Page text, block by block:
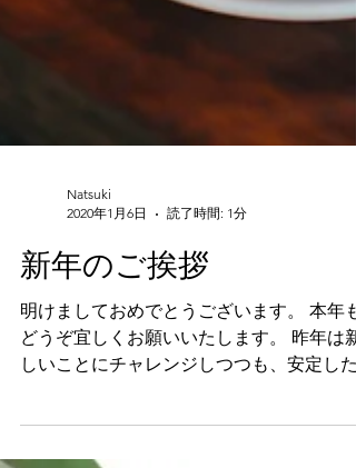
Natsuki
2020年1月6日
読了時間: 1分
新年のご挨拶
どうぞ宜しくお願いいたします。 昨年は新